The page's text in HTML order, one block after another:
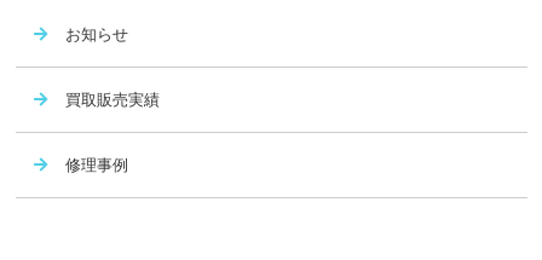
お知らせ
買取販売実績
修理事例